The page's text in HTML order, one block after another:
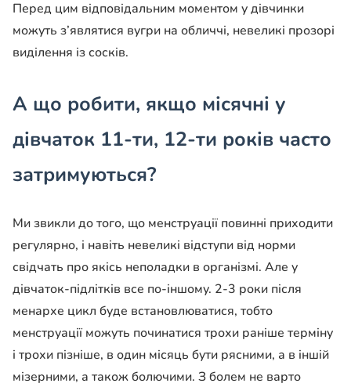
Перед цим відповідальним моментом у дівчинки
можуть з’являтися вугри на обличчі, невеликі прозорі
виділення із сосків.
А що робити, якщо місячні у
дівчаток 11-ти, 12-ти років часто
затримуються?
Ми звикли до того, що менструації повинні приходити
регулярно, і навіть невеликі відступи від норми
свідчать про якісь неполадки в організмі. Але у
дівчаток-підлітків все по-іншому. 2-3 роки після
менархе цикл буде встановлюватися, тобто
менструації можуть починатися трохи раніше терміну
і трохи пізніше, в один місяць бути рясними, а в іншій
мізерними, а також болючими. З болем не варто